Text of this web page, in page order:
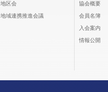
地区会
地域連携推進会議
協会概要
会員名簿
入会案内
情報公開